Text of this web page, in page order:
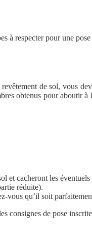
à respecter pour une
de sol, vous
obtenus pour aboutir
et cacheront les éventuels
réduite).
qu’il soit
consignes de pose